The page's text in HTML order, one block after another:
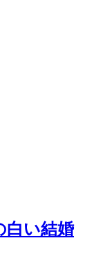
白い結婚